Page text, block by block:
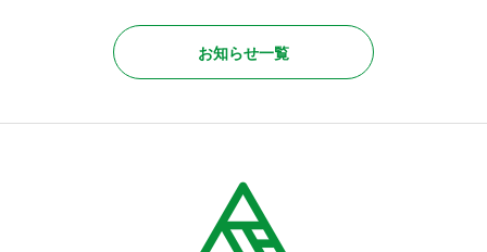
お知らせ一覧